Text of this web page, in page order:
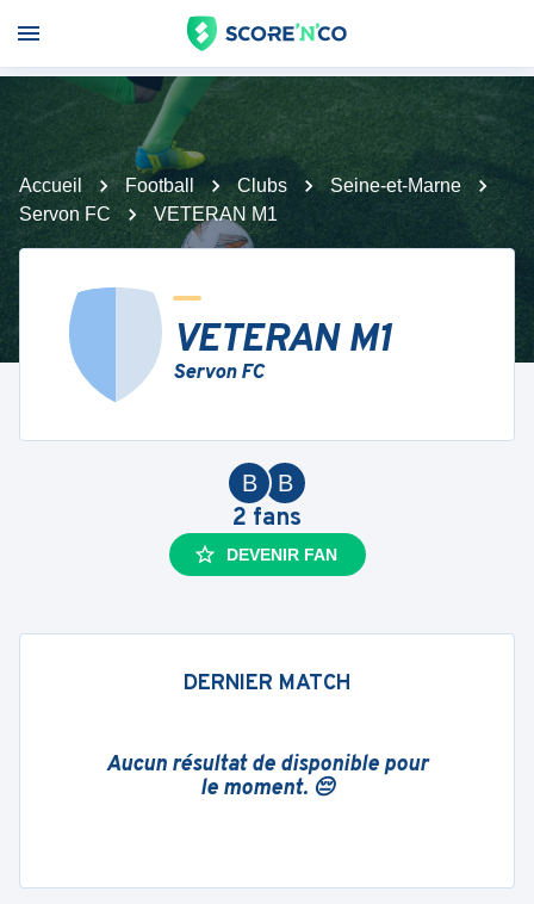
Accueil Football Clubs
Seine-et-Marne
Servon FC
VETERAN M1
VETERAN M1
Servon FC
B
B
2 fans
DEVENIR FAN
DERNIER MATCH
Aucun résultat de disponible pour
le moment. 😔